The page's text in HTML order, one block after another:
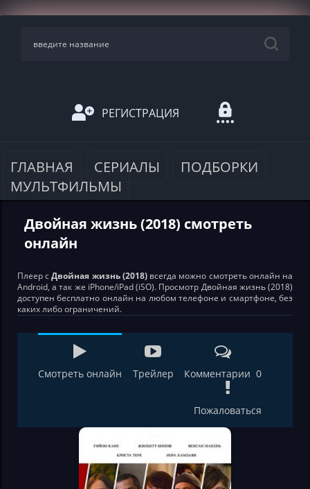
РЕГИСТРАЦИЯ
ГЛАВНАЯ СЕРИАЛЫ
ПОДБОРКИ
МУЛЬТФИЛЬМЫ
Двойная жизнь (2018) смотреть
онлайн
Плеер сДвойная жизнь (2018)всегда можно смотреть онлайн на
Android, а так же iPhone/iPad (iSO). Просмотр Двойная жизнь (2018)
доступен бесплатно онлайн на любом телефоне и смартфоне, без
каких либо ограничений.
Смотреть онлайн Трейлер Комментарии 0
Пожаловаться